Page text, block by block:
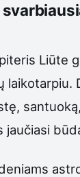
Liūte
laikotarpiu.
jaučiasi